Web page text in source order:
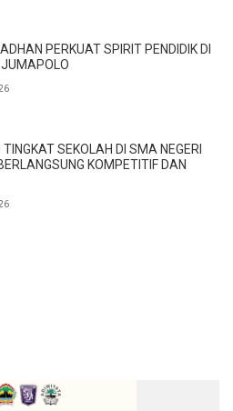
PERKUAT SPIRIT PENDIDIK DI
SEKOLAH DI SMA NEGERI
KOMPETITIF DAN